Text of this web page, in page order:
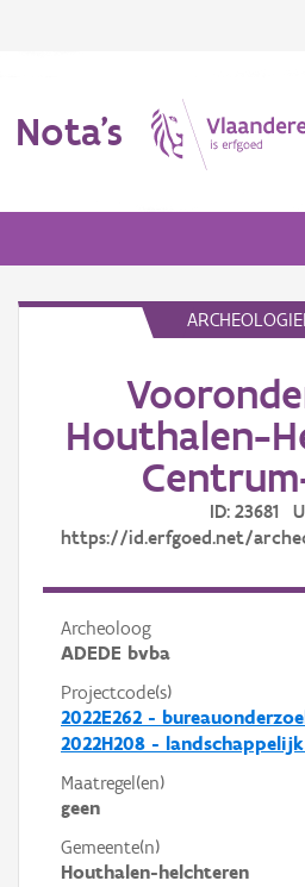
Nota's
Houthalen-
ID: 23681
https://id.erfgoed.net/
Archeoloog
ADEDE bvba
Projectcode(s)
2022E262 -
2022H208 -
Maatregel(en)
geen
Gemeente(n)
Houthalen-helchteren